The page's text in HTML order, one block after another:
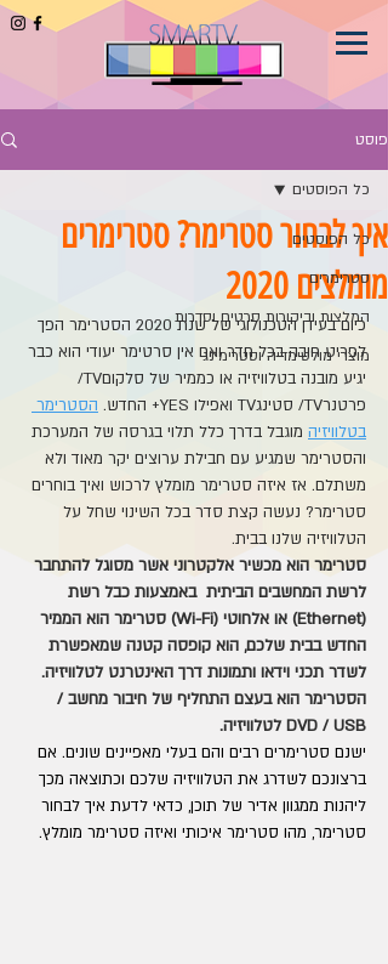
פוסט
כל הפוסטים
סטרימרים
המלצות וביקורות סרטים וסדרות
מוצרי מולטימדיה וסטרימינג
כל הפוסטים
איך לבחור סטרימר? סטרימרים
מומלצים 2020
כיום בעידן הטכנולוגי של שנת 2020 הסטרימר הפך
לפריט חובה בכל חדר ואם אין סרטימר יעודי הוא כבר
יגיע מובנה בטלוויזיה או כממיר של סלקוםTV/
פרטנרTV/ סטינגTV ואפילו YES+ החדש.
הסטרימר
בטלוויזיה מוגבל בדרך כלל תלוי בגרסה של המערכת
והסטרימר שמגיע עם חבילת ערוצים יקר מאוד ולא
משתלם. אז איזה סטרימר מומלץ לרכוש ואיך בוחרים
סטרימר? נעשה קצת סדר בכל השינוי שחל על
הטלוויזיה שלנו בבית.
סטרימר הוא מכשיר אלקטרוני אשר מסוגל להתחבר
לרשת המחשבים הביתית  באמצעות כבל רשת
(Ethernet) או אלחוטי (Wi-Fi) סטרימר הוא הממיר
החדש בבית שלכם, הוא קופסה קטנה שמאפשרת
לשדר תכני וידאו ותמונות דרך האינטרנט לטלוויזיה.
הסטרימר הוא בעצם התחליף של חיבור מחשב /
DVD / USB לטלוויזיה.
ישנם סטרימרים רבים והם בעלי מאפיינים שונים. אם
ברצונכם לשדרג את הטלוויזיה שלכם וכתוצאה מכך
ליהנות ממגוון אדיר של תוכן, כדאי לדעת איך לבחור
סטרימר, מהו סטרימר איכותי ואיזה סטרימר מומלץ.